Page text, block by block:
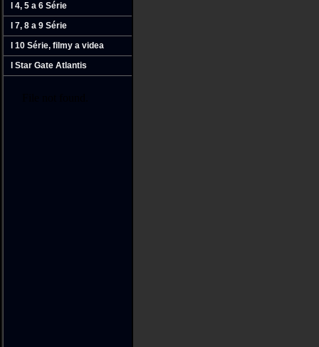
l 4‚ 5 a 6 Série
l 7‚ 8 a 9 Série
l 10 Série‚ filmy a videa
l Star Gate Atlantis